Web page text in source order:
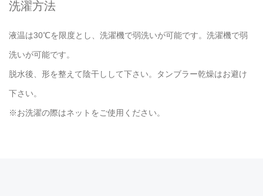
洗濯方法
液温は30℃を限度とし、洗濯機で弱洗いが可能です。洗濯機で弱
洗いが可能です。
脱水後、形を整えて陰干しして下さい。タンブラー乾燥はお避け
下さい。
※お洗濯の際はネットをご使用ください。